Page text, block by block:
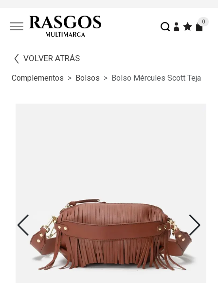
0
VOLVER ATRÁS
Complementos Bolsos Bolso Mércules Scott Teja